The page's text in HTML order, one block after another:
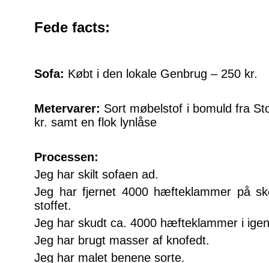
Fede facts:
Sofa: Købt i den lokale Genbrug – 250 kr.
Metervarer: Sort møbelstof i bomuld fra
kr. samt en flok lynlåse
Processen:
Jeg har skilt sofaen ad.
Jeg har fjernet 4000 hæfteklammer på
stoffet.
Jeg har skudt ca. 4000 hæfteklammer i
Jeg har brugt masser af knofedt.
Jeg har malet benene sorte.